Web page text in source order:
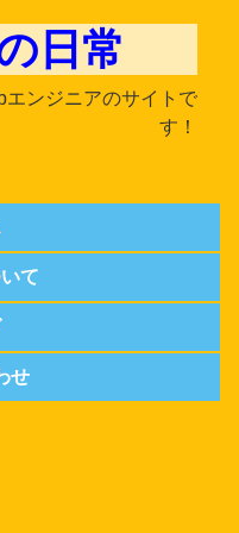
日常
ンジニアのサイトで
す！
て
せ